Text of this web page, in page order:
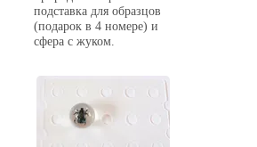
подставка для образцов
(подарок в 4 номере) и
сфера с жуком.